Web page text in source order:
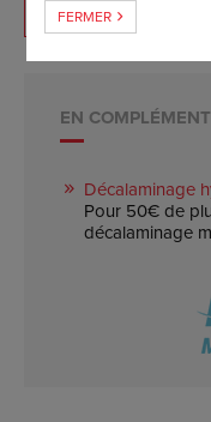
EN COMPLÉMENT
Décalaminage
Pour 50€ de
décalaminage
FERMER